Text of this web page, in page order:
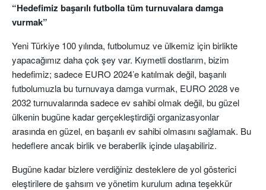
“Hedefimiz başarılı futbolla tüm turnuvalara damga
vurmak”
Yeni Türkiye 100 yılında, futbolumuz ve ülkemiz için birlikte
yapacağımız daha çok şey var. Kıymetli dostlarım, bizim
hedefimiz; sadece EURO 2024’e katılmak değil, başarılı
futbolumuzla bu turnuvaya damga vurmak, EURO 2028 ve
2032 turnuvalarında sadece ev sahibi olmak değil, bu güzel
ülkenin bugüne kadar gerçekleştirdiği organizasyonlar
arasında en güzel, en başarılı ev sahibi olmasını sağlamak. Bu
hedeflere ancak birlik ve beraberlik içinde ulaşabiliriz.
Bugüne kadar bizlere verdiğiniz desteklere de yol gösterici
eleştirilere de şahsım ve yönetim kurulum adına teşekkür